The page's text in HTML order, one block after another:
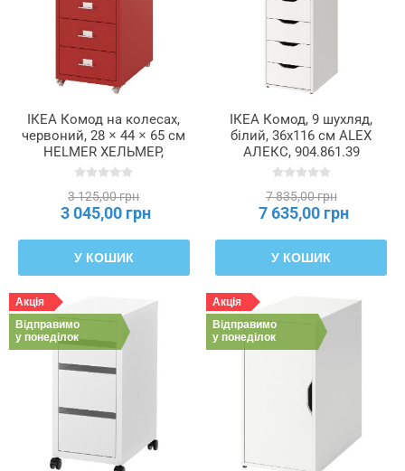
шухляду
(кг)
Максимальна
міцність
коліс
Максимальне
навантаження
максимальне
навантаження
на
шухляду
Максимальне
висувна
шухляда
ІКЕА Комод на колесах,
червоний, 28 × 44 × 65 см
HELMER ХЕЛЬМЕР,
206.250.25
3 125,00 грн
3 045,00 грн
У КОШИК
ІКЕА Комод, 9 шухляд,
білий, 36x116 см ALEX
АЛЕКС, 904.861.39
7 835,00 грн
7 635,00 грн
У КОШИК
Акція
Відправимо
у понеділок
Акція
Відправимо
у понеділок